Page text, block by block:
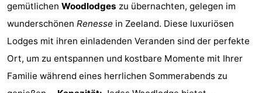
gemütlichen Woodlodges zu übernachten, gelegen im
wunderschönen Renesse in Zeeland. Diese luxuriösen
Lodges mit ihren einladenden Veranden sind der perfekte
Ort, um zu entspannen und kostbare Momente mit Ihrer
Familie während eines herrlichen Sommerabends zu